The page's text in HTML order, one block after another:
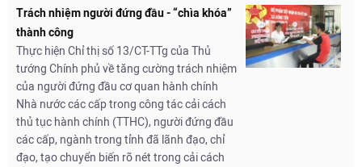
Trách nhiệm người đứng đầu - “chìa khóa”
thành công
Thực hiện Chỉ thị số 13/CT-TTg của Thủ
tướng Chính phủ về tăng cường trách nhiệm
của người đứng đầu cơ quan hành chính
Nhà nước các cấp trong công tác cải cách
thủ tục hành chính (TTHC), người đứng đầu
các cấp, ngành trong tỉnh đã lãnh đạo, chỉ
đạo, tạo chuyển biến rõ nét trong cải cách